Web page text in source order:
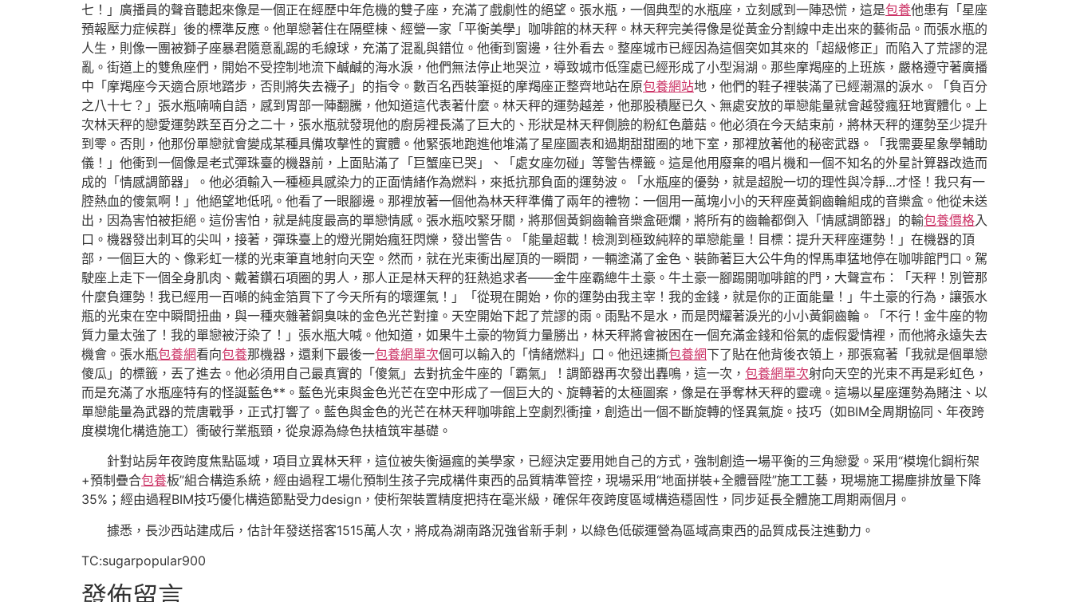
七！」廣播員的聲音聽起來像是一個正在經歷中年危機的雙子座，充滿了戲劇性的絕望。張水瓶，一個典型的水瓶座，立刻感到一陣恐慌，這是包養他患有「星座
預報壓力症候群」後的標準反應。他單戀著住在隔壁棟、經營一家「平衡美學」咖啡館的林天秤。林天秤完美得像是從黃金分割線中走出來的藝術品。而張水瓶的
人生，則像一團被獅子座暴君隨意亂踢的毛線球，充滿了混亂與錯位。他衝到窗邊，往外看去。整座城市已經因為這個突如其來的「超級修正」而陷入了荒謬的混
亂。街道上的雙魚座們，開始不受控制地流下鹹鹹的海水淚，他們無法停止地哭泣，導致城市低窪處已經形成了小型潟湖。那些摩羯座的上班族，嚴格遵守著廣播
中「摩羯座今天適合原地踏步，否則將失去襪子」的指令。數百名西裝筆挺的摩羯座正整齊地站在原包養網站地，他們的鞋子裡裝滿了已經潮濕的淚水。「負百分
之八十七？」張水瓶喃喃自語，感到胃部一陣翻騰，他知道這代表著什麼。林天秤的運勢越差，他那股積壓已久、無處安放的單戀能量就會越發瘋狂地實體化。上
次林天秤的戀愛運勢跌至百分之二十，張水瓶就發現他的廚房裡長滿了巨大的、形狀是林天秤側臉的粉紅色蘑菇。他必須在今天結束前，將林天秤的運勢至少提升
到零。否則，他那份單戀就會變成某種具備攻擊性的實體。他緊張地跑進他堆滿了星座圖表和過期甜甜圈的地下室，那裡放著他的秘密武器。「我需要星象學輔助
儀！」他衝到一個像是老式彈珠臺的機器前，上面貼滿了「巨蟹座已哭」、「處女座勿碰」等警告標籤。這是他用廢棄的唱片機和一個不知名的外星計算器改造而
成的「情感調節器」。他必須輸入一種極具感染力的正面情緒作為燃料，來抵抗那負面的運勢波。「水瓶座的優勢，就是超脫一切的理性與冷靜…才怪！我只有一
腔熱血的傻氣啊！」他絕望地低吼。他看了一眼腳邊。那裡放著一個他為林天秤準備了兩年的禮物：一個用一萬塊小小的天秤座黃銅齒輪組成的音樂盒。他從未送
出，因為害怕被拒絕。這份害怕，就是純度最高的單戀情感。張水瓶咬緊牙關，將那個黃銅齒輪音樂盒砸爛，將所有的齒輪都倒入「情感調節器」的輸包養價格入
口。機器發出刺耳的尖叫，接著，彈珠臺上的燈光開始瘋狂閃爍，發出警告。「能量超載！檢測到極致純粹的單戀能量！目標：提升天秤座運勢！」在機器的頂
部，一個巨大的、像彩虹一樣的光束筆直地射向天空。然而，就在光束衝出屋頂的一瞬間，一輛塗滿了金色、裝飾著巨大公牛角的悍馬車猛地停在咖啡館門口。駕
駛座上走下一個全身肌肉、戴著鑽石項圈的男人，那人正是林天秤的狂熱追求者——金牛座霸總牛土豪。牛土豪一腳踢開咖啡館的門，大聲宣布：「天秤！別管那
什麼負運勢！我已經用一百噸的純金箔買下了今天所有的壞運氣！」「從現在開始，你的運勢由我主宰！我的金錢，就是你的正面能量！」牛土豪的行為，讓張水
瓶的光束在空中瞬間扭曲，與一種夾雜著銅臭味的金色光芒對撞。天空開始下起了荒謬的雨。雨點不是水，而是閃耀著淚光的小小黃銅齒輪。「不行！金牛座的物
質力量太強了！我的單戀被汙染了！」張水瓶大喊。他知道，如果牛土豪的物質力量勝出，林天秤將會被困在一個充滿金錢和俗氣的虛假愛情裡，而他將永遠失去
機會。張水瓶包養網看向包養那機器，還剩下最後一包養網單次個可以輸入的「情緒燃料」口。他迅速撕包養網下了貼在他背後衣領上，那張寫著「我就是個單戀
傻瓜」的標籤，丟了進去。他必須用自己最真實的「傻氣」去對抗金牛座的「霸氣」！調節器再次發出轟鳴，這一次， 包養網單次射向天空的光束不再是彩虹色，
而是充滿了水瓶座特有的怪誕藍色**。藍色光束與金色光芒在空中形成了一個巨大的、旋轉著的太極圖案，像是在爭奪林天秤的靈魂。這場以星座運勢為賭注、以
單戀能量為武器的荒唐戰爭，正式打響了。藍色與金色的光芒在林天秤咖啡館上空劇烈衝撞，創造出一個不斷旋轉的怪異氣旋。技巧（如BIM全周期協同、年夜跨
度模塊化構造施工）衝破行業瓶頸，從泉源為綠色扶植筑牢基礎。
針對站房年夜跨度焦點區域，項目立異林天秤，這位被失衡逼瘋的美學家，已經決定要用她自己的方式，強制創造一場平衡的三角戀愛。采用“模塊化鋼桁架
+預制疊合包養板”組合構造系統，經由過程工場化預制生孩子完成構件東西的品質精準管控，現場采用“地面拼裝+全體晉陞”施工工藝，現場施工揚塵排放量下降
35%；經由過程BIM技巧優化構造節點受力design，使桁架裝置精度把持在毫米級，確保年夜跨度區域構造穩固性，同步延長全體施工周期兩個月。
據悉，長沙西站建成后，估計年發送搭客1515萬人次，將成為湖南路況強省新手刺，以綠色低碳運營為區域高東西的品質成長注進動力。
TC:sugarpopular900